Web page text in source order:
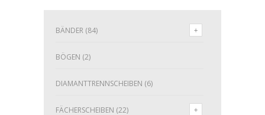
BÄNDER (84)
BÖGEN (2)
DIAMANTTRENNSCHEIBEN (6)
FÄCHERSCHEIBEN (22)